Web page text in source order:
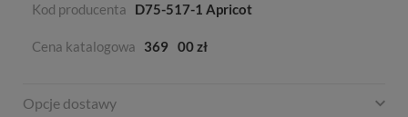
Kod producenta D75-517-1 Apricot
Cena katalogowa 369 00 zł
Opcje dostawy